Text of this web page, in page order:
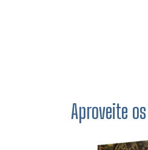
Aproveite